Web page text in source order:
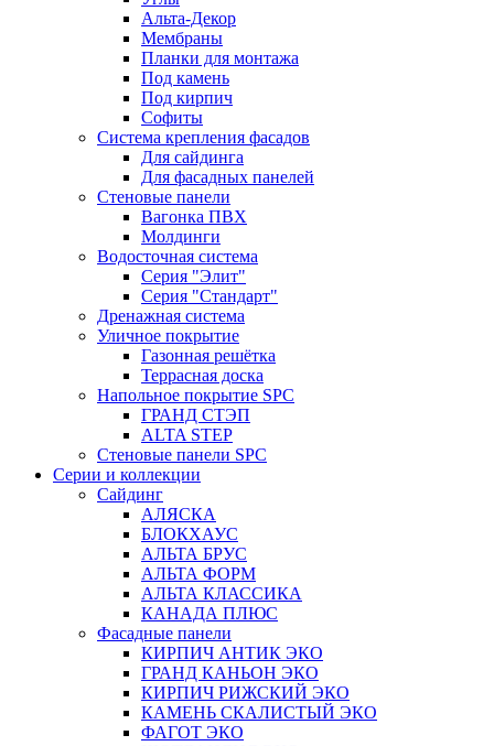
Альта-Декор
Мембраны
Планки для монтажа
Под камень
Под кирпич
Софиты
Система крепления фасадов
Для сайдинга
Для фасадных панелей
Стеновые панели
Вагонка ПВХ
Молдинги
Водосточная система
Серия "Элит"
Серия "Стандарт"
Дренажная система
Уличное покрытие
Газонная решётка
Террасная доска
Напольное покрытие SPC
ГРАНД СТЭП
ALTA STEP
Стеновые панели SPC
Серии и коллекции
Сайдинг
АЛЯСКА
БЛОКХАУС
АЛЬТА БРУС
АЛЬТА ФОРМ
АЛЬТА КЛАССИКА
КАНАДА ПЛЮС
Фасадные панели
КИРПИЧ АНТИК ЭКО
ГРАНД КАНЬОН ЭКО
КИРПИЧ РИЖСКИЙ ЭКО
КАМЕНЬ СКАЛИСТЫЙ ЭКО
ФАГОТ ЭКО